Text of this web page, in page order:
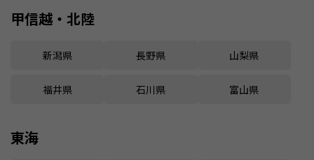
甲信越・北陸
新潟県 長野県 山梨県
福井県 石川県 富山県
東海